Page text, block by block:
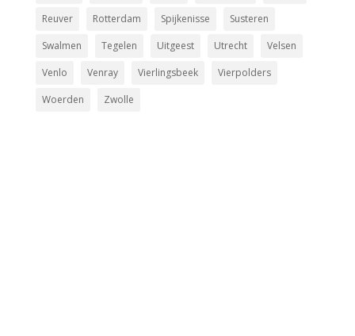
Reuver
Rotterdam Spijkenisse
Susteren
Swalmen
Tegelen Uitgeest Utrecht
Velsen
Venlo
Venray Vierlingsbeek
Vierpolders
Woerden
Zwolle